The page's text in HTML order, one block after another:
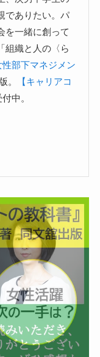
でありたい。パ
を一緒に創って
「組織と人の〈ら
性部下マネジメン
。
【キャリアコ
中。